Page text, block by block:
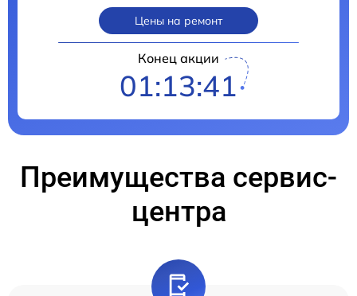
Цены на ремонт
Конец акции
01:13:41
Преимущества сервис-
центра